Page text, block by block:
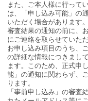
また、ご本人様に行って
は、「申し込み可能」の
いただく場合があります。
審査結果の通知の前に、
にご連絡を取らせていた
お申し込み項目のうち、
の詳細な情報につきまし
ます。このため、正式申
能」の通知に関わらず、
ります。
「事前申し込み」の審査